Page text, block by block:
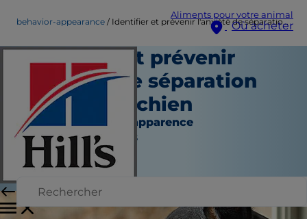
Aliments pour votre animal
Où acheter
behavior-appearance Identifier et prévenir l'anxiété de séparation chez votre chien
Identifier et prévenir
l'anxiété de séparation
chez votre chien
Comportement et apparence
Jean Marie Bauhaus
Décembre 08, 2021